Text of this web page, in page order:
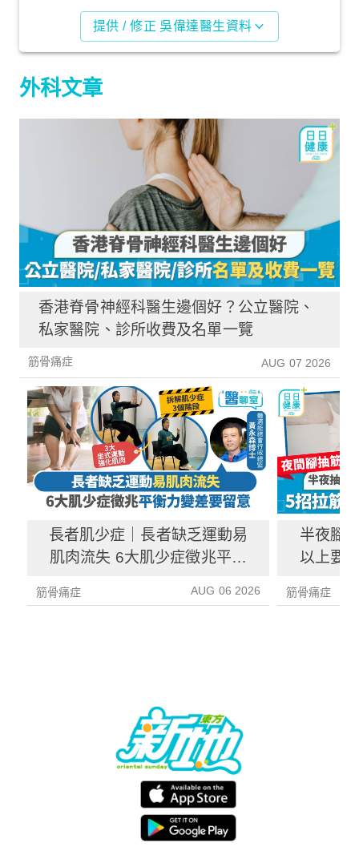
提供 / 修正 吳偉達醫生資料
外科文章
香港脊骨神經科醫生邊個好？公立醫院、
私家醫院、診所收費及名單一覽
筋骨痛症 AUG 07 2026
長者肌少症｜長者缺乏運動易
肌肉流失 6大肌少症徵兆平衡
筋骨痛症 AUG 06 2026
半夜腳
以上要
筋骨痛症